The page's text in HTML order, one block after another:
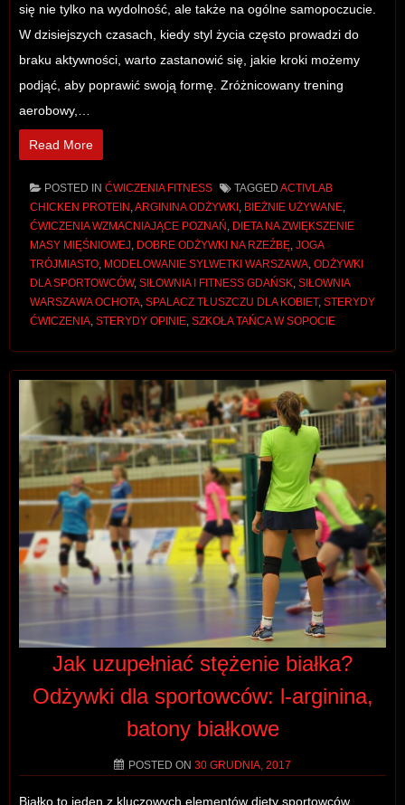
się nie tylko na wydolność, ale także na ogólne samopoczucie.
W dzisiejszych czasach, kiedy styl życia często prowadzi do
braku aktywności, warto zastanowić się, jakie kroki możemy
podjąć, aby poprawić swoją formę. Zróżnicowany trening
aerobowy,…
Read More
POSTED IN ĆWICZENIA FITNESS TAGGED ACTIVLAB
CHICKEN PROTEIN ARGININA ODŻYWKI BIEŻNIE UŻYWANE
ĆWICZENIA WZMACNIAJĄCE POZNAŃ DIETA NA ZWIĘKSZENIE
MASY MIĘŚNIOWEJ DOBRE ODŻYWKI NA RZEŹBĘ JOGA
TRÓJMIASTO MODELOWANIE SYLWETKI WARSZAWA ODŻYWKI
DLA SPORTOWCÓW, SIŁOWNIA I FITNESS GDAŃSK SIŁOWNIA
WARSZAWA OCHOTA SPALACZ TŁUSZCZU DLA KOBIET, STERYDY
ĆWICZENIA STERYDY OPINIE SZKOŁA TAŃCA W SOPOCIE
Jak uzupełniać stężenie białka?
Odżywki dla sportowców: l-arginina,
batony białkowe
POSTED ON 30 GRUDNIA, 2017
Białko to jeden z kluczowych elementów diety sportowców,